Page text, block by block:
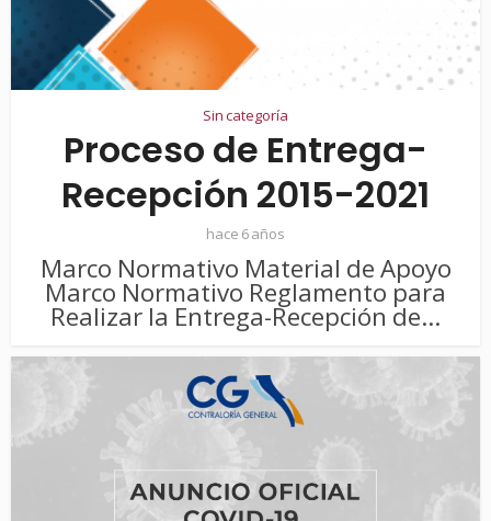
Sin categoría
Proceso de Entrega-
Recepción 2015-2021
hace 6 años
Marco Normativo Material de Apoyo
Marco Normativo Reglamento para
Realizar la Entrega-Recepción de...